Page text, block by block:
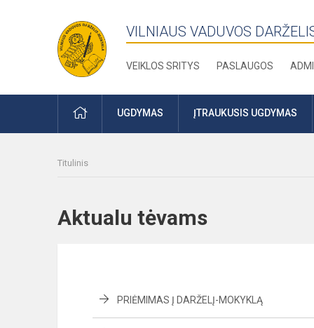
VILNIAUS VADUVOS
VEIKLOS SRITYS PASLAUGOS
PRADŽIAUGDYMAS ĮTRAUKUSIS UGDYMAS
Titulinis
Aktualu tėvams
PRIĖMIMAS Į DARŽELĮ-MOKYKLĄ